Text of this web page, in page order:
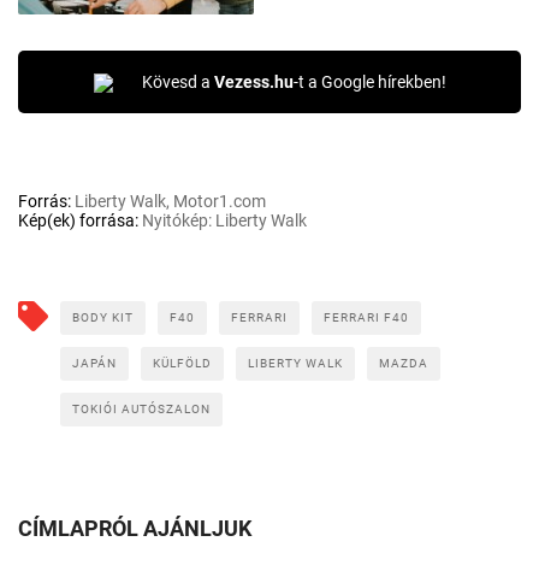
Kövesd a Vezess.hu-t a Google hírekben!
Forrás: Liberty Walk, Motor1.com
Kép(ek) forrása: Nyitókép: Liberty Walk
BODY KIT F40 FERRARI FERRARI F40
JAPÁN KÜLFÖLD LIBERTY WALK MAZDA
TOKIÓI AUTÓSZALON
CÍMLAPRÓL AJÁNLJUK